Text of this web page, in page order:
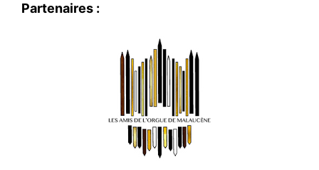
Partenaires :